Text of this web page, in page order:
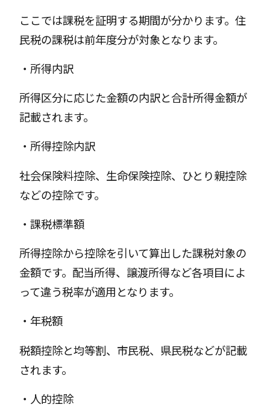
ここでは課税を証明する期間が分かります。住
民税の課税は前年度分が対象となります。
・所得内訳
所得区分に応じた金額の内訳と合計所得金額が
記載されます。
・所得控除内訳
社会保険料控除、生命保険控除、ひとり親控除
などの控除です。
・課税標準額
所得控除から控除を引いて算出した課税対象の
金額です。配当所得、譲渡所得など各項目によ
って違う税率が適用となります。
・年税額
税額控除と均等割、市民税、県民税などが記載
されます。
・人的控除